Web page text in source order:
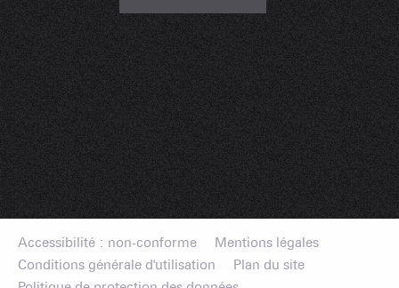
Accessibilité : non-conforme
Mentions légales
Conditions générale d'utilisation
Plan du site